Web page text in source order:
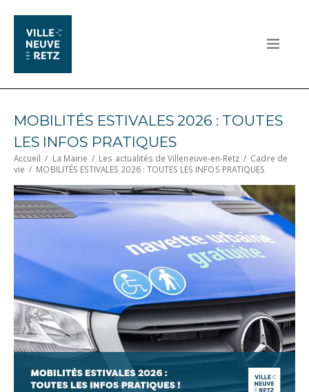
MOBILITÉS ESTIVALES 2026 : TOUTES
LES INFOS PRATIQUES
Accueil / La Mairie / Les actualités de Villeneuve-en-Retz / Cadre de
vie / MOBILITÉS ESTIVALES 2026 : TOUTES LES INFOS PRATIQUES